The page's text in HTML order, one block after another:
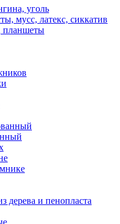
уголь
мусс, латекс, сиккатив
планшеты
дерева и пенопласта